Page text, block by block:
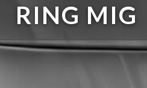
RING MIG